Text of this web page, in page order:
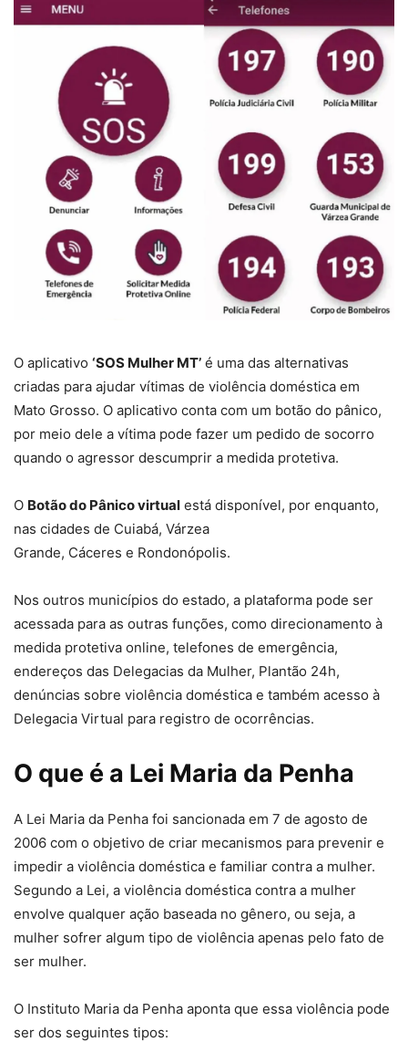
O aplicativo ‘SOS Mulher MT’ é uma das alternativas
criadas para ajudar vítimas de violência doméstica em
Mato Grosso. O aplicativo conta com um botão do pânico,
por meio dele a vítima pode fazer um pedido de socorro
quando o agressor descumprir a medida protetiva.
O Botão do Pânico virtual está disponível, por enquanto,
nas cidades de Cuiabá, Várzea
Grande, Cáceres e Rondonópolis.
Nos outros municípios do estado, a plataforma pode ser
acessada para as outras funções, como direcionamento à
medida protetiva online, telefones de emergência,
endereços das Delegacias da Mulher, Plantão 24h,
denúncias sobre violência doméstica e também acesso à
Delegacia Virtual para registro de ocorrências.
O que é a Lei Maria da Penha
A Lei Maria da Penha foi sancionada em 7 de agosto de
2006 com o objetivo de criar mecanismos para prevenir e
impedir a violência doméstica e familiar contra a mulher.
Segundo a Lei, a violência doméstica contra a mulher
envolve qualquer ação baseada no gênero, ou seja, a
mulher sofrer algum tipo de violência apenas pelo fato de
ser mulher.
O Instituto Maria da Penha aponta que essa violência pode
ser dos seguintes tipos: